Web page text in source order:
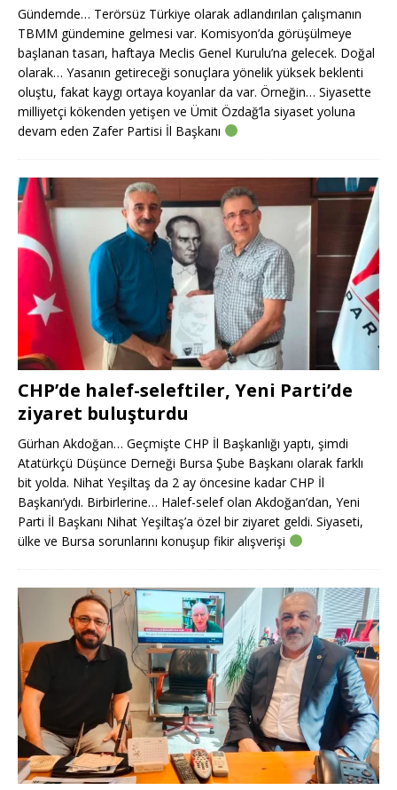
Gündemde… Terörsüz Türkiye olarak adlandırılan çalışmanın
TBMM gündemine gelmesi var. Komisyon’da görüşülmeye
başlanan tasarı, haftaya Meclis Genel Kurulu’na gelecek. Doğal
olarak… Yasanın getireceği sonuçlara yönelik yüksek beklenti
oluştu, fakat kaygı ortaya koyanlar da var. Örneğin… Siyasette
milliyetçi kökenden yetişen ve Ümit Özdağ’la siyaset yoluna
devam eden Zafer Partisi İl Başkanı
CHP’de halef-seleftiler, Yeni Parti’de
ziyaret buluşturdu
Gürhan Akdoğan… Geçmişte CHP İl Başkanlığı yaptı, şimdi
Atatürkçü Düşünce Derneği Bursa Şube Başkanı olarak farklı
bit yolda. Nihat Yeşiltaş da 2 ay öncesine kadar CHP İl
Başkanı’ydı. Birbirlerine… Halef-selef olan Akdoğan’dan, Yeni
Parti İl Başkanı Nihat Yeşiltaş’a özel bir ziyaret geldi. Siyaseti,
ülke ve Bursa sorunlarını konuşup fikir alışverişi